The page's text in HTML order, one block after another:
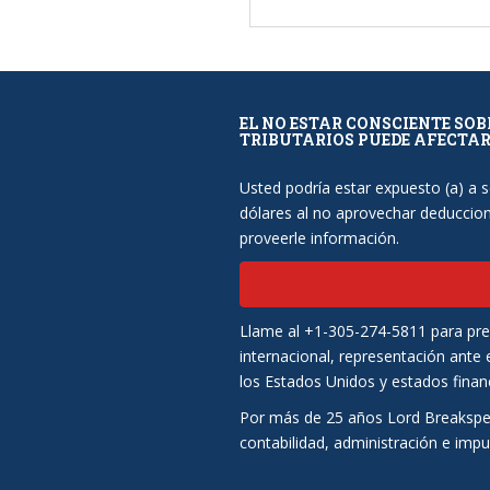
EL NO ESTAR CONSCIENTE
TRIBUTARIOS PUEDE
Usted podría estar expuesto (a) a
dólares al no aprovechar
proveerle información.
Llame al +1-305-274-5811 para
internacional, representación ante
los Estados Unidos y estados
Por más de 25 años Lord
contabilidad, administración e